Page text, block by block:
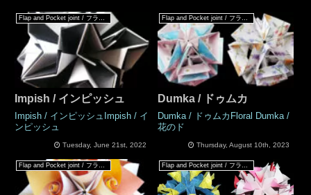
Impish / インピッシュ
Impish / インピッシュImpish / イ
ンピッシュ
Tuesday, June 21st, 2022
Dumka / ドゥムカ
Dumka / ドゥムカFloral Dumka /
花のド
Thursday, August 10th, 2023